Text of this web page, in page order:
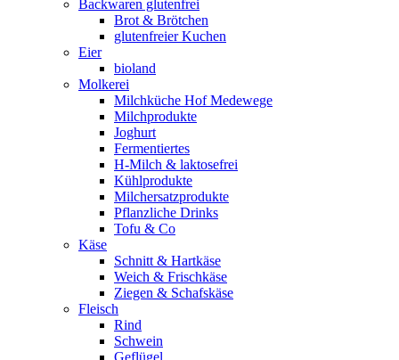
Backwaren glutenfrei
Brot & Brötchen
glutenfreier Kuchen
Eier
bioland
Molkerei
Milchküche Hof Medewege
Milchprodukte
Joghurt
Fermentiertes
H-Milch & laktosefrei
Kühlprodukte
Milchersatzprodukte
Pflanzliche Drinks
Tofu & Co
Käse
Schnitt & Hartkäse
Weich & Frischkäse
Ziegen & Schafskäse
Fleisch
Rind
Schwein
Geflügel